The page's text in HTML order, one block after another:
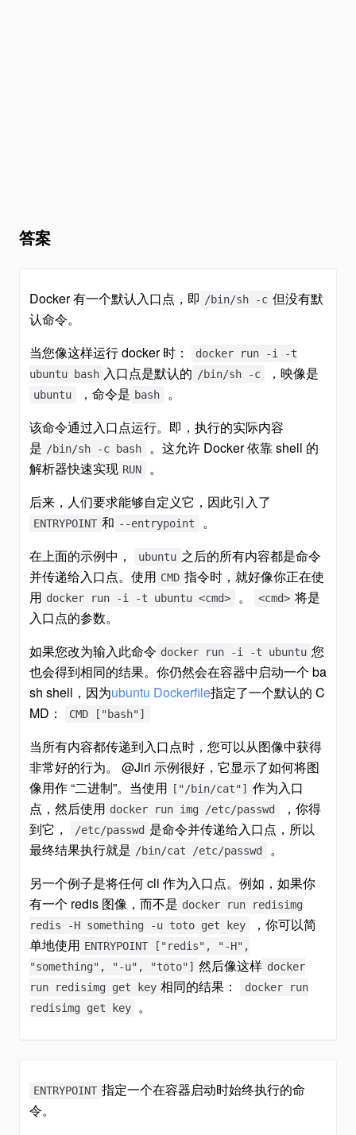
答案
Docker 有一个默认入口点，即 /bin/sh -c 但没有默
认命令。
当您像这样运行 docker 时：
docker run -i -t
ubuntu bash 入口点是默认的 /bin/sh -c ，映像是
ubuntu ，命令是 bash
。
该命令通过入口点运行。即，执行的实际内容
是 /bin/sh -c bash
。这允许 Docker 依靠 shell 的
解析器快速实现 RUN
。
后来，人们要求能够自定义它，因此引入了
ENTRYPOINT 和 --entrypoint
。
在上面的示例中，
ubuntu 之后的所有内容都是命令
并传递给入口点。使用 CMD 指令时，就好像你正在使
用 docker run -i -t ubuntu <cmd> 。 <cmd> 将是
入口点的参数。
如果您改为输入此命令 docker run -i -t ubuntu 您
也会得到相同的结果。你仍然会在容器中启动一个 ba
sh shell，因为ubuntu Dockerfile指定了一个默认的 C
MD：
CMD ["bash"]
当所有内容都传递到入口点时，您可以从图像中获得
非常好的行为。 @Jiri 示例很好，它显示了如何将图
像用作 “二进制”。当使用
["/bin/cat"]
作为入口
点，然后使用 docker run img /etc/passwd
，你得
到它，
/etc/passwd 是命令并传递给入口点，所以
最终结果执行就是 /bin/cat /etc/passwd
。
另一个例子是将任何 cli 作为入口点。例如，如果你
有一个 redis 图像，而不是 docker run redisimg
redis -H something -u toto get key
，你可以简
单地使用 ENTRYPOINT ["redis", "-H",
"something", "-u", "toto"] 然后像这样 docker
run redisimg get key 相同的结果：
docker run
redisimg get key
。
ENTRYPOINT 指定一个在容器启动时始终执行的命
令。